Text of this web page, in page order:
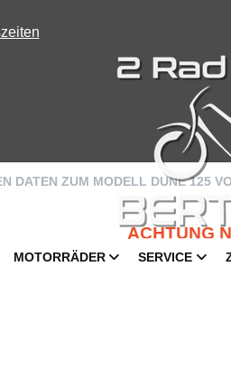
MOTORRÄDER SERVICE
DATEN ZUM MODELL DUNE 125
ACHTUNG NEU: